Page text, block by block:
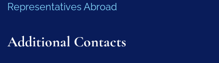
Representatives Abroad
Additional Contacts